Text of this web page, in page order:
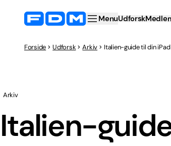
MenuUdforsk
Forside Udforsk Arkiv Italien-guide til din iPad
Italien-
Arkiv